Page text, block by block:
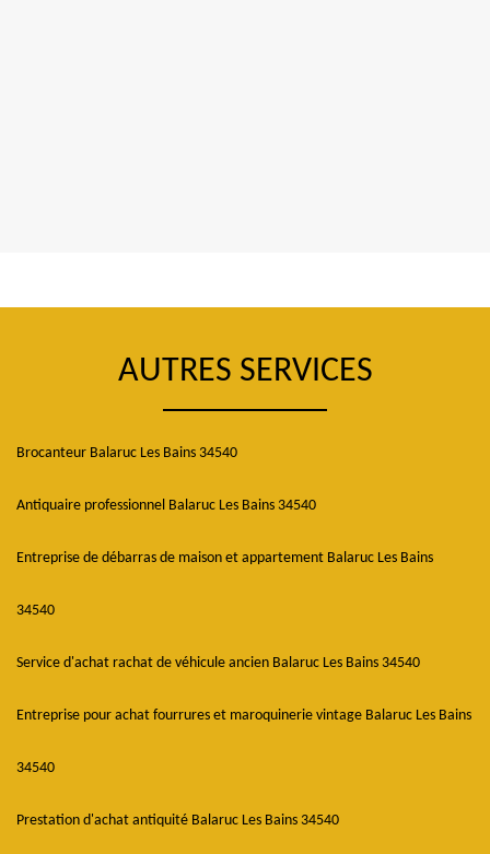
AUTRES SERVICES
Brocanteur Balaruc Les Bains 34540
Antiquaire professionnel Balaruc Les Bains 34540
Entreprise de débarras de maison et appartement Balaruc Les Bains
34540
Service d'achat rachat de véhicule ancien Balaruc Les Bains 34540
Entreprise pour achat fourrures et maroquinerie vintage Balaruc Les Bains
34540
Prestation d'achat antiquité Balaruc Les Bains 34540